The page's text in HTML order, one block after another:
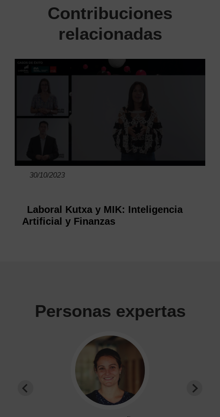
Contribuciones
relacionadas
30/10/2023
Laboral Kutxa y MIK: Inteligencia
Artificial y Finanzas
Personas expertas